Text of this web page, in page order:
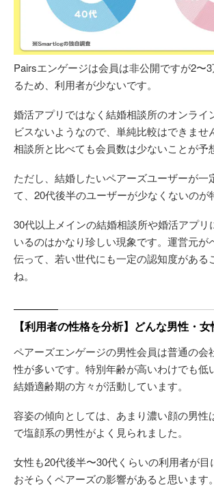
Pairsエンゲージは会員は非公開ですが2〜
るため、利用者が少ないです。
婚活アプリではなく結婚相談所のオンライ
ビスないようなので、単純比較はできませ
相談所と比べても会員数は少ないことが予
ただし、結婚したいペアーズユーザーが一
て、20代後半のユーザーが少なくないのが
30代以上メインの結婚相談所や婚活アプリ
いるのはかなり珍しい現象です。運営元が
伝って、若い世代にも一定の認知度がある
ね。
【利用者の性格を分析】どんな男性・
ペアーズエンゲージの男性会員は普通の会
性が多いです。特別年齢が高いわけでも低
結婚適齢期の方々が活動しています。
容姿の傾向としては、あまり濃い顔の男性
で塩顔系の男性がよく見られました。
女性も20代後半〜30代くらいの利用者が目
おそらくペアーズの影響があると思います。